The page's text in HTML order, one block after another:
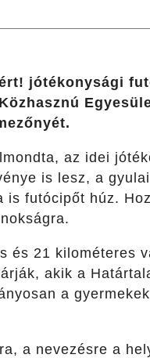
jótékonysági
az idei
is lesz, a
is futócipőt húz.
és 21 kilométeres
akik a
a
a nevezésre a